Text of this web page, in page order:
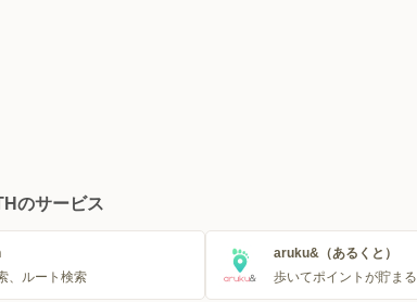
のサービス
、ルート検索
aruku&（あるくと）
歩いてポイントが貯まる